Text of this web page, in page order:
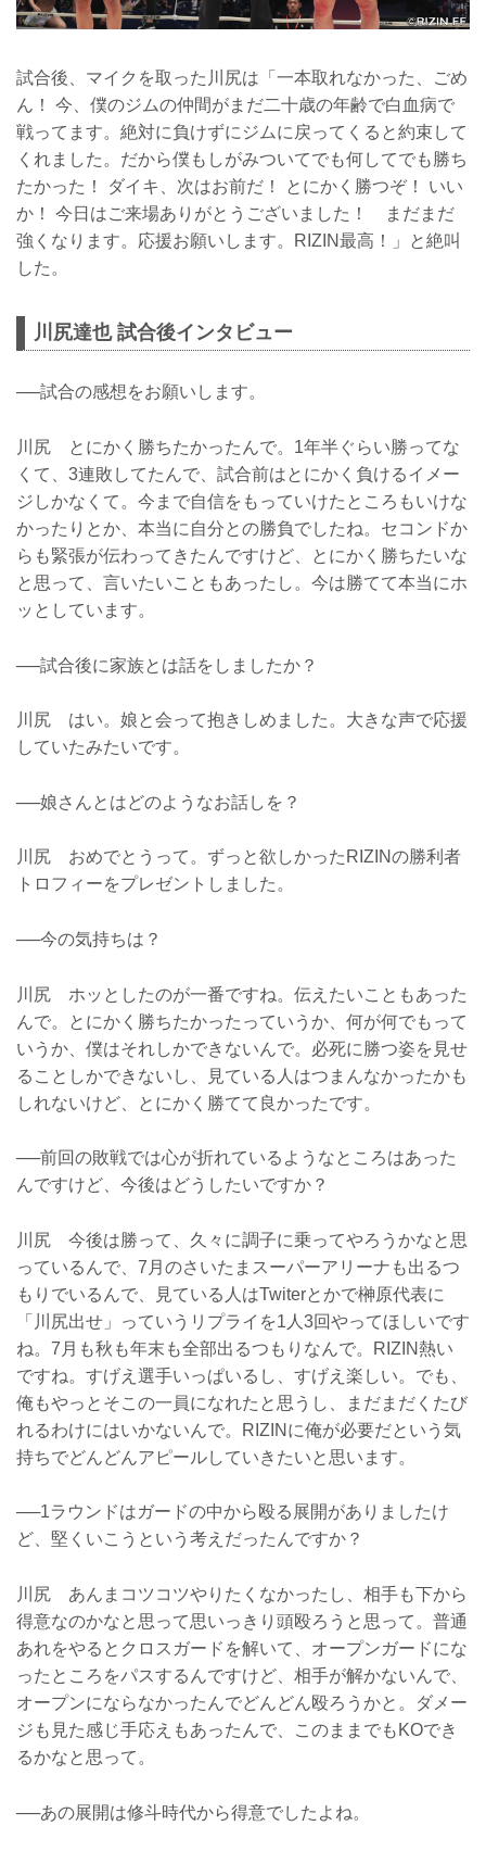
試合後、マイクを取った川尻は「一本取れなかった、ごめ
ん！ 今、僕のジムの仲間がまだ二十歳の年齢で白血病で
戦ってます。絶対に負けずにジムに戻ってくると約束して
くれました。だから僕もしがみついてでも何してでも勝ち
たかった！ ダイキ、次はお前だ！ とにかく勝つぞ！ いい
か！ 今日はご来場ありがとうございました！ まだまだ
強くなります。応援お願いします。RIZIN最高！」と絶叫
した。
川尻達也 試合後インタビュー
──試合の感想をお願いします。
川尻 とにかく勝ちたかったんで。1年半ぐらい勝ってな
くて、3連敗してたんで、試合前はとにかく負けるイメー
ジしかなくて。今まで自信をもっていけたところもいけな
かったりとか、本当に自分との勝負でしたね。セコンドか
らも緊張が伝わってきたんですけど、とにかく勝ちたいな
と思って、言いたいこともあったし。今は勝てて本当にホ
ッとしています。
──試合後に家族とは話をしましたか？
川尻 はい。娘と会って抱きしめました。大きな声で応援
していたみたいです。
──娘さんとはどのようなお話しを？
川尻 おめでとうって。ずっと欲しかったRIZINの勝利者
トロフィーをプレゼントしました。
──今の気持ちは？
川尻 ホッとしたのが一番ですね。伝えたいこともあった
んで。とにかく勝ちたかったっていうか、何が何でもって
いうか、僕はそれしかできないんで。必死に勝つ姿を見せ
ることしかできないし、見ている人はつまんなかったかも
しれないけど、とにかく勝てて良かったです。
──前回の敗戦では心が折れているようなところはあった
んですけど、今後はどうしたいですか？
川尻 今後は勝って、久々に調子に乗ってやろうかなと思
っているんで、7月のさいたまスーパーアリーナも出るつ
もりでいるんで、見ている人はTwiterとかで榊原代表に
「川尻出せ」っていうリプライを1人3回やってほしいです
ね。7月も秋も年末も全部出るつもりなんで。RIZIN熱い
ですね。すげえ選手いっぱいるし、すげえ楽しい。でも、
俺もやっとそこの一員になれたと思うし、まだまだくたび
れるわけにはいかないんで。RIZINに俺が必要だという気
持ちでどんどんアピールしていきたいと思います。
──1ラウンドはガードの中から殴る展開がありましたけ
ど、堅くいこうという考えだったんですか？
川尻 あんまコツコツやりたくなかったし、相手も下から
得意なのかなと思って思いっきり頭殴ろうと思って。普通
あれをやるとクロスガードを解いて、オープンガードにな
ったところをパスするんですけど、相手が解かないんで、
オープンにならなかったんでどんどん殴ろうかと。ダメー
ジも見た感じ手応えもあったんで、このままでもKOでき
るかなと思って。
──あの展開は修斗時代から得意でしたよね。